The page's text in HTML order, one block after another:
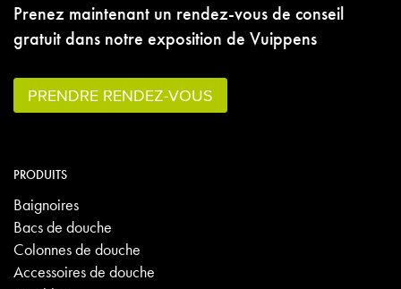
Prenez maintenant un rendez-vous de conseil
gratuit dans notre exposition de Vuippens
PRENDRE RENDEZ-VOUS
PRODUITS
Baignoires
Bacs de douche
Colonnes de douche
Accessoires de douche